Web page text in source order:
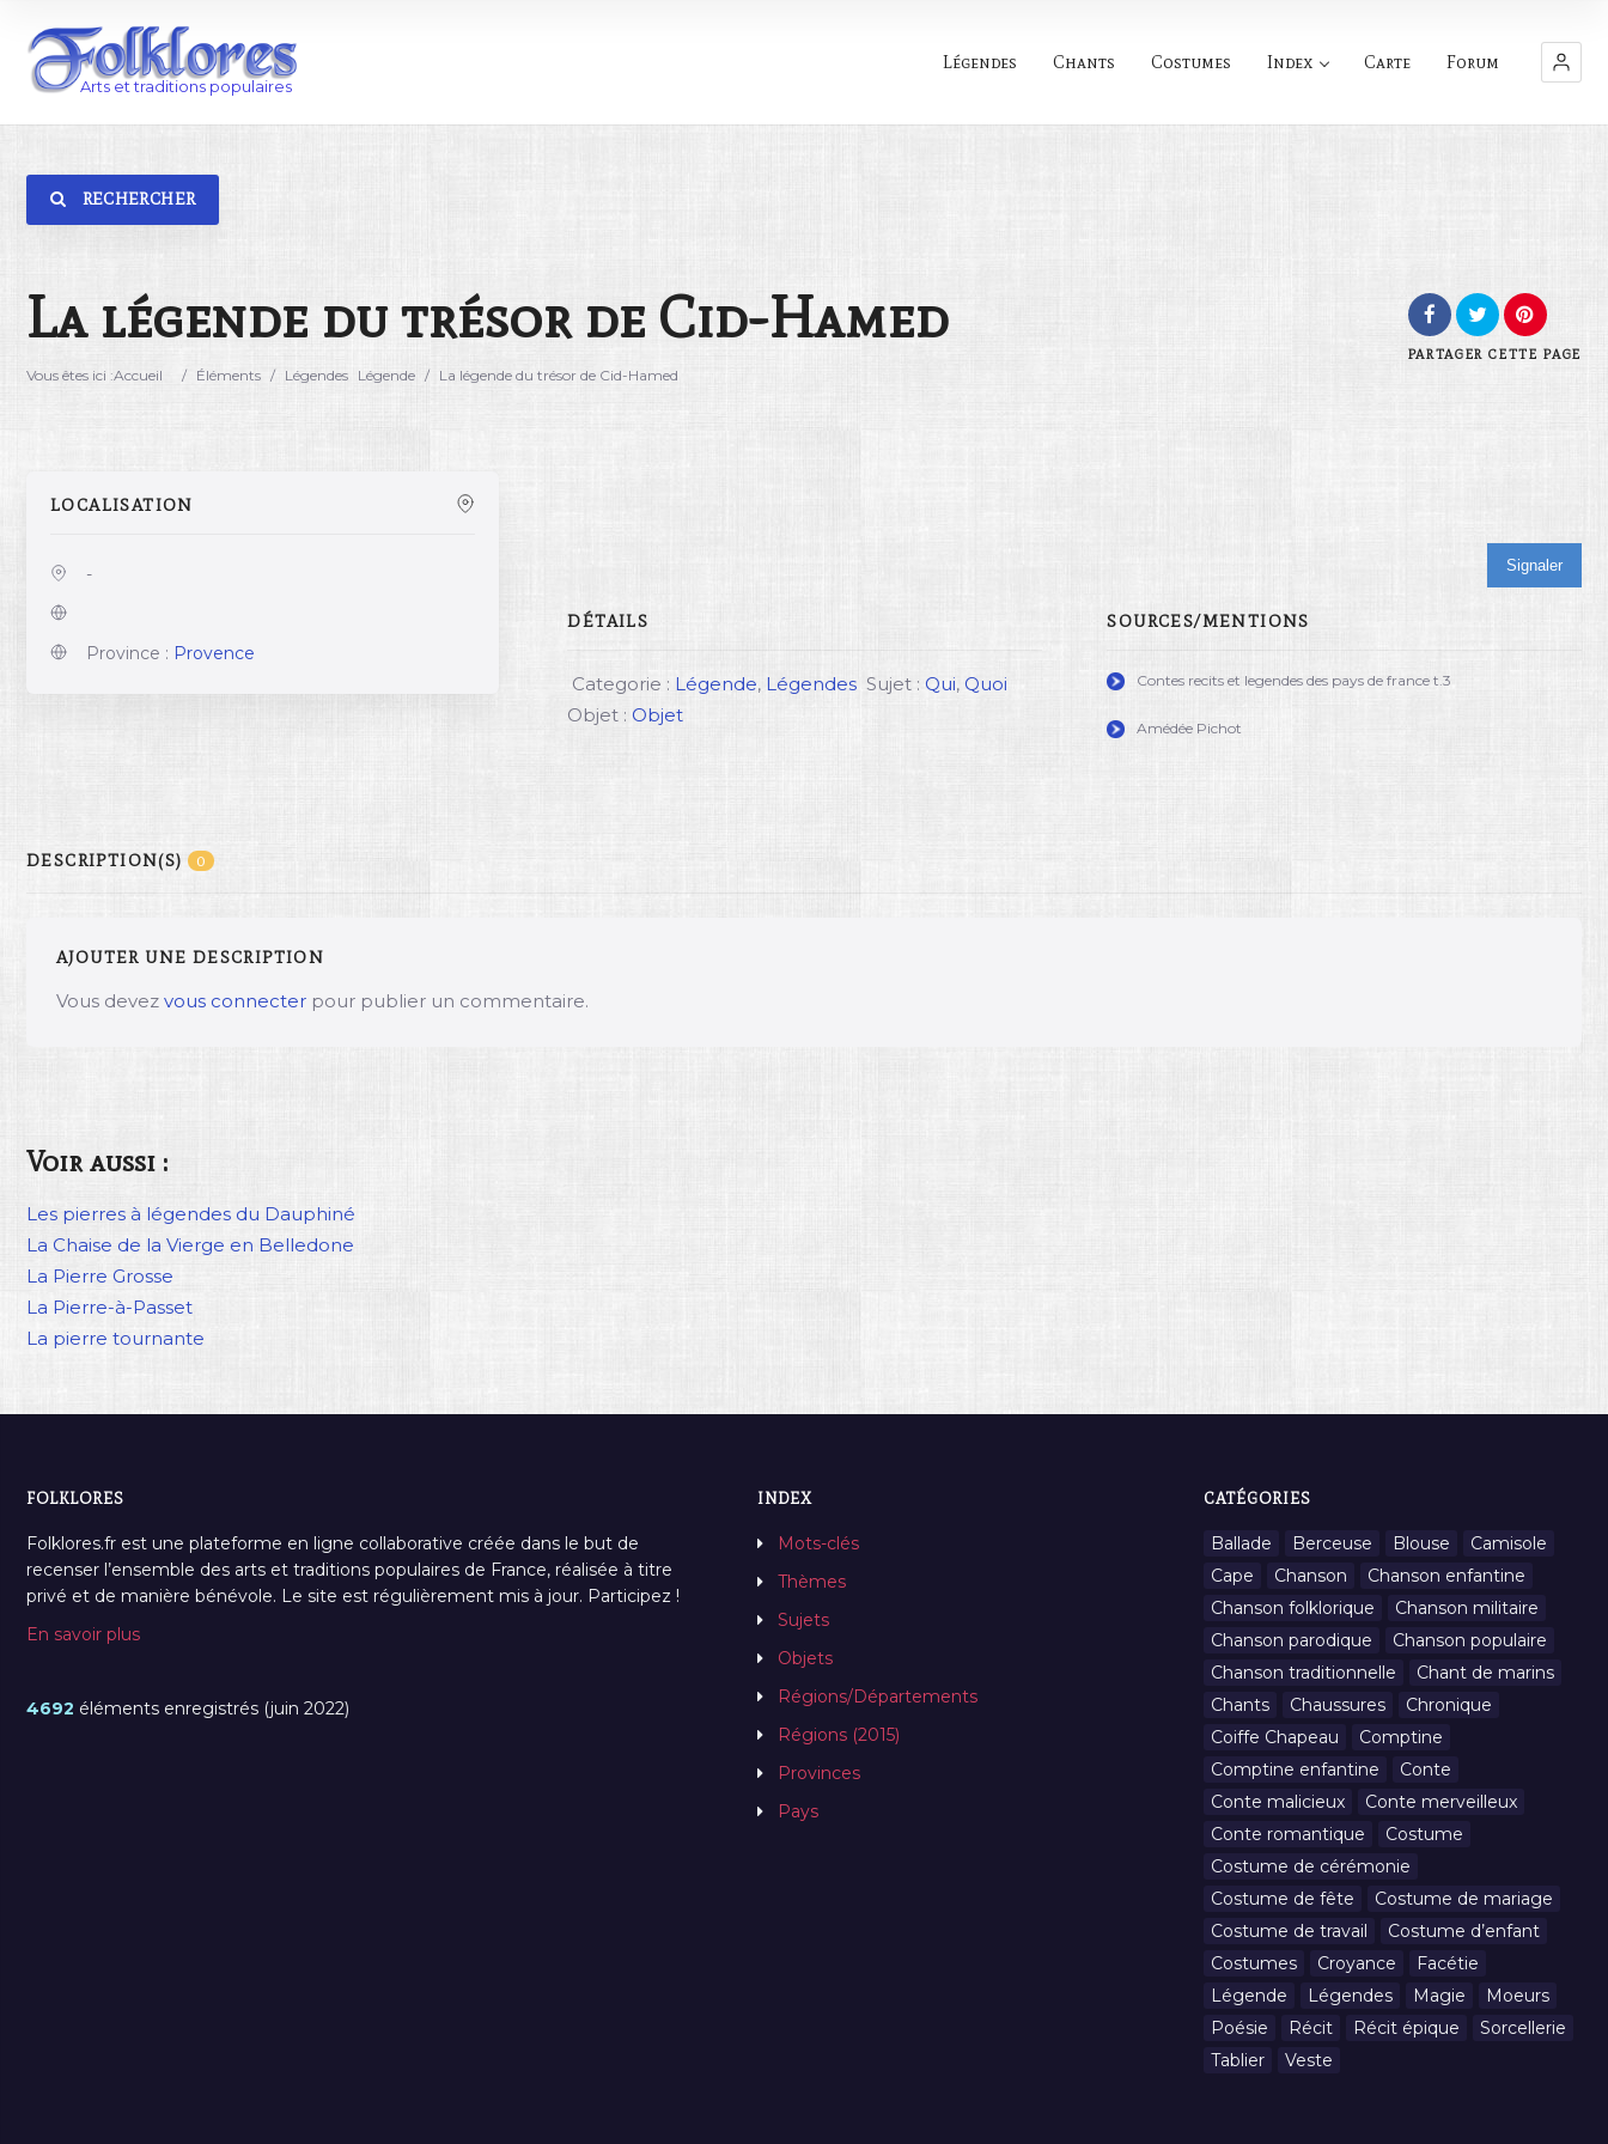
Légendes Chants Costumes Index Carte Forum
RECHERCHER
La légende du trésor de Cid-Hamed
Vous êtes ici :Accueil / Éléments / Légendes Légende / La légende du trésor de Cid-Hamed
PARTAGER CETTE PAGE
LOCALISATION
-
Province : Provence
Signaler
DÉTAILS
Categorie : Légende, Légendes Sujet : Qui,Quoi
Objet : Objet
SOURCES/MENTIONS
Contes recits et legendes des pays de france t.3
Amédée Pichot
DESCRIPTION(S) 0
AJOUTER UNE DESCRIPTION
Vous devez vous connecter pour publier un commentaire.
Voir aussi :
Les pierres à légendes du Dauphiné
La Chaise de la Vierge en Belledone
La Pierre Grosse
La Pierre-à-Passet
La pierre tournante
FOLKLORES
Folklores.fr est une plateforme en ligne collaborative créée dans le but de
recenser l’ensemble des arts et traditions populaires de France, réalisée à titre
privé et de manière bénévole. Le site est régulièrement mis à jour. Participez !
En savoir plus
4692 éléments enregistrés (juin 2022)
INDEX
Mots-clés
Thèmes
Sujets
Objets
Régions/Départements
Régions (2015)
Provinces
Pays
CATÉGORIES
Ballade Berceuse Blouse
Camisole
Cape
Chanson
Chanson enfantine
Chanson folklorique
Chanson militaire
Chanson parodique
Chanson populaire
Chanson traditionnelle
Chant de marins
Chants
Chaussures
Chronique
Coiffe Chapeau
Comptine
Comptine enfantine
Conte
Conte malicieux
Conte merveilleux
Conte romantique
Costume
Costume de cérémonie
Costume de fête
Costume de mariage
Costume de travail
Costume d’enfant
Costumes
Croyance
Facétie
Légende
Légendes Magie
Moeurs
Poésie
Récit Récit épique
Sorcellerie
Tablier
Veste